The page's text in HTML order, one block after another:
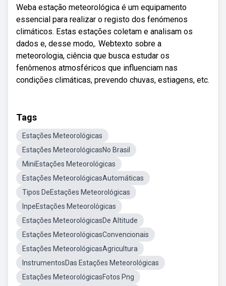
Weba estação meteorológica é um equipamento
essencial para realizar o registo dos fenómenos
climáticos. Estas estações coletam e analisam os
dados e, desse modo,. Webtexto sobre a
meteorologia, ciência que busca estudar os
fenômenos atmosféricos que influenciam nas
condições climáticas, prevendo chuvas, estiagens, etc.
Tags
Estações Meteorológicas
Estações MeteorológicasNo Brasil
MiniEstações Meteorológicas
Estações MeteorológicasAutomáticas
Tipos DeEstações Meteorológicas
InpeEstações Meteorológicas
Estações MeteorológicasDe Altitude
Estações MeteorológicasConvencionais
Estações MeteorológicasAgricultura
InstrumentosDas Estações Meteorológicas
Estações MeteorológicasFotos Png